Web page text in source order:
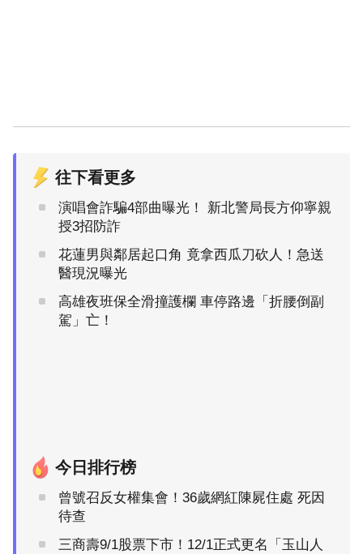
往下看更多
演唱會詐騙4部曲曝光！ 新北警局長方仰寧親
授3招防詐
花蓮男與鄰居起口角 竟拿西瓜刀砍人！急送
醫現況曝光
高雄夜班保全滑撞護欄 車停路邊「折腰倒副
駕」亡！
今日排行榜
曾號召反女權集會！36歲網紅陳屍住處 死因
待查
三商壽9/1股票下市！12/1正式更名「玉山人